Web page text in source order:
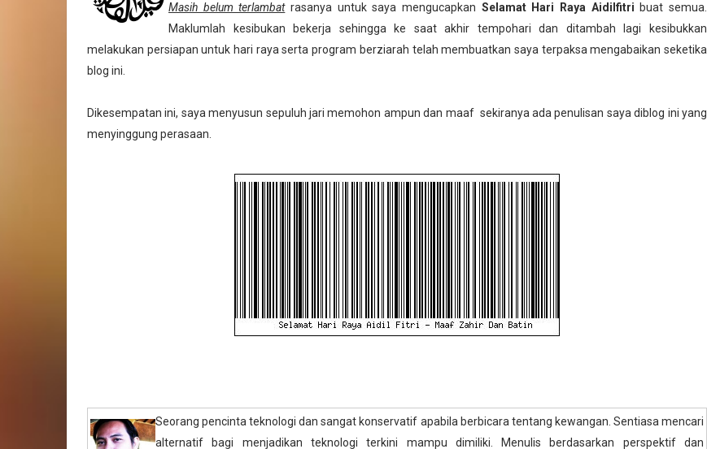
Masih belum terlambatrasanya untuk saya mengucapkan Selamat Hari Raya Aidilfitri buat semua.
Maklumlah kesibukan bekerja sehingga ke saat akhir tempohari dan ditambah lagi kesibukkan
melakukan persiapan untuk hari raya serta program berziarah telah membuatkan saya terpaksa mengabaikan seketika
blog ini.
Dikesempatan ini, saya menyusun sepuluh jari memohon ampun dan maaf sekiranya ada penulisan saya diblog ini yang
menyinggung perasaan.
Seorang pencinta teknologi dan sangat konservatif apabila berbicara tentang kewangan. Sentiasa mencari
alternatif bagi menjadikan teknologi terkini mampu dimiliki. Menulis berdasarkan perspektif dan